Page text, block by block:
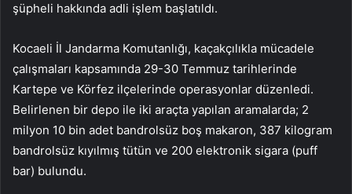
şüpheli hakkında adli işlem başlatıldı.
Kocaeli İl Jandarma Komutanlığı, kaçakçılıkla mücadele
çalışmaları kapsamında 29-30 Temmuz tarihlerinde
Kartepe ve Körfez ilçelerinde operasyonlar düzenledi.
Belirlenen bir depo ile iki araçta yapılan aramalarda; 2
milyon 10 bin adet bandrolsüz boş makaron, 387 kilogram
bandrolsüz kıyılmış tütün ve 200 elektronik sigara (puff
bar) bulundu.